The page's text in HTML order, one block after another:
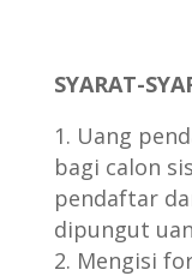
SYARAT-
Uang
bagi calon
pendaftar
dipungut
Mengisi